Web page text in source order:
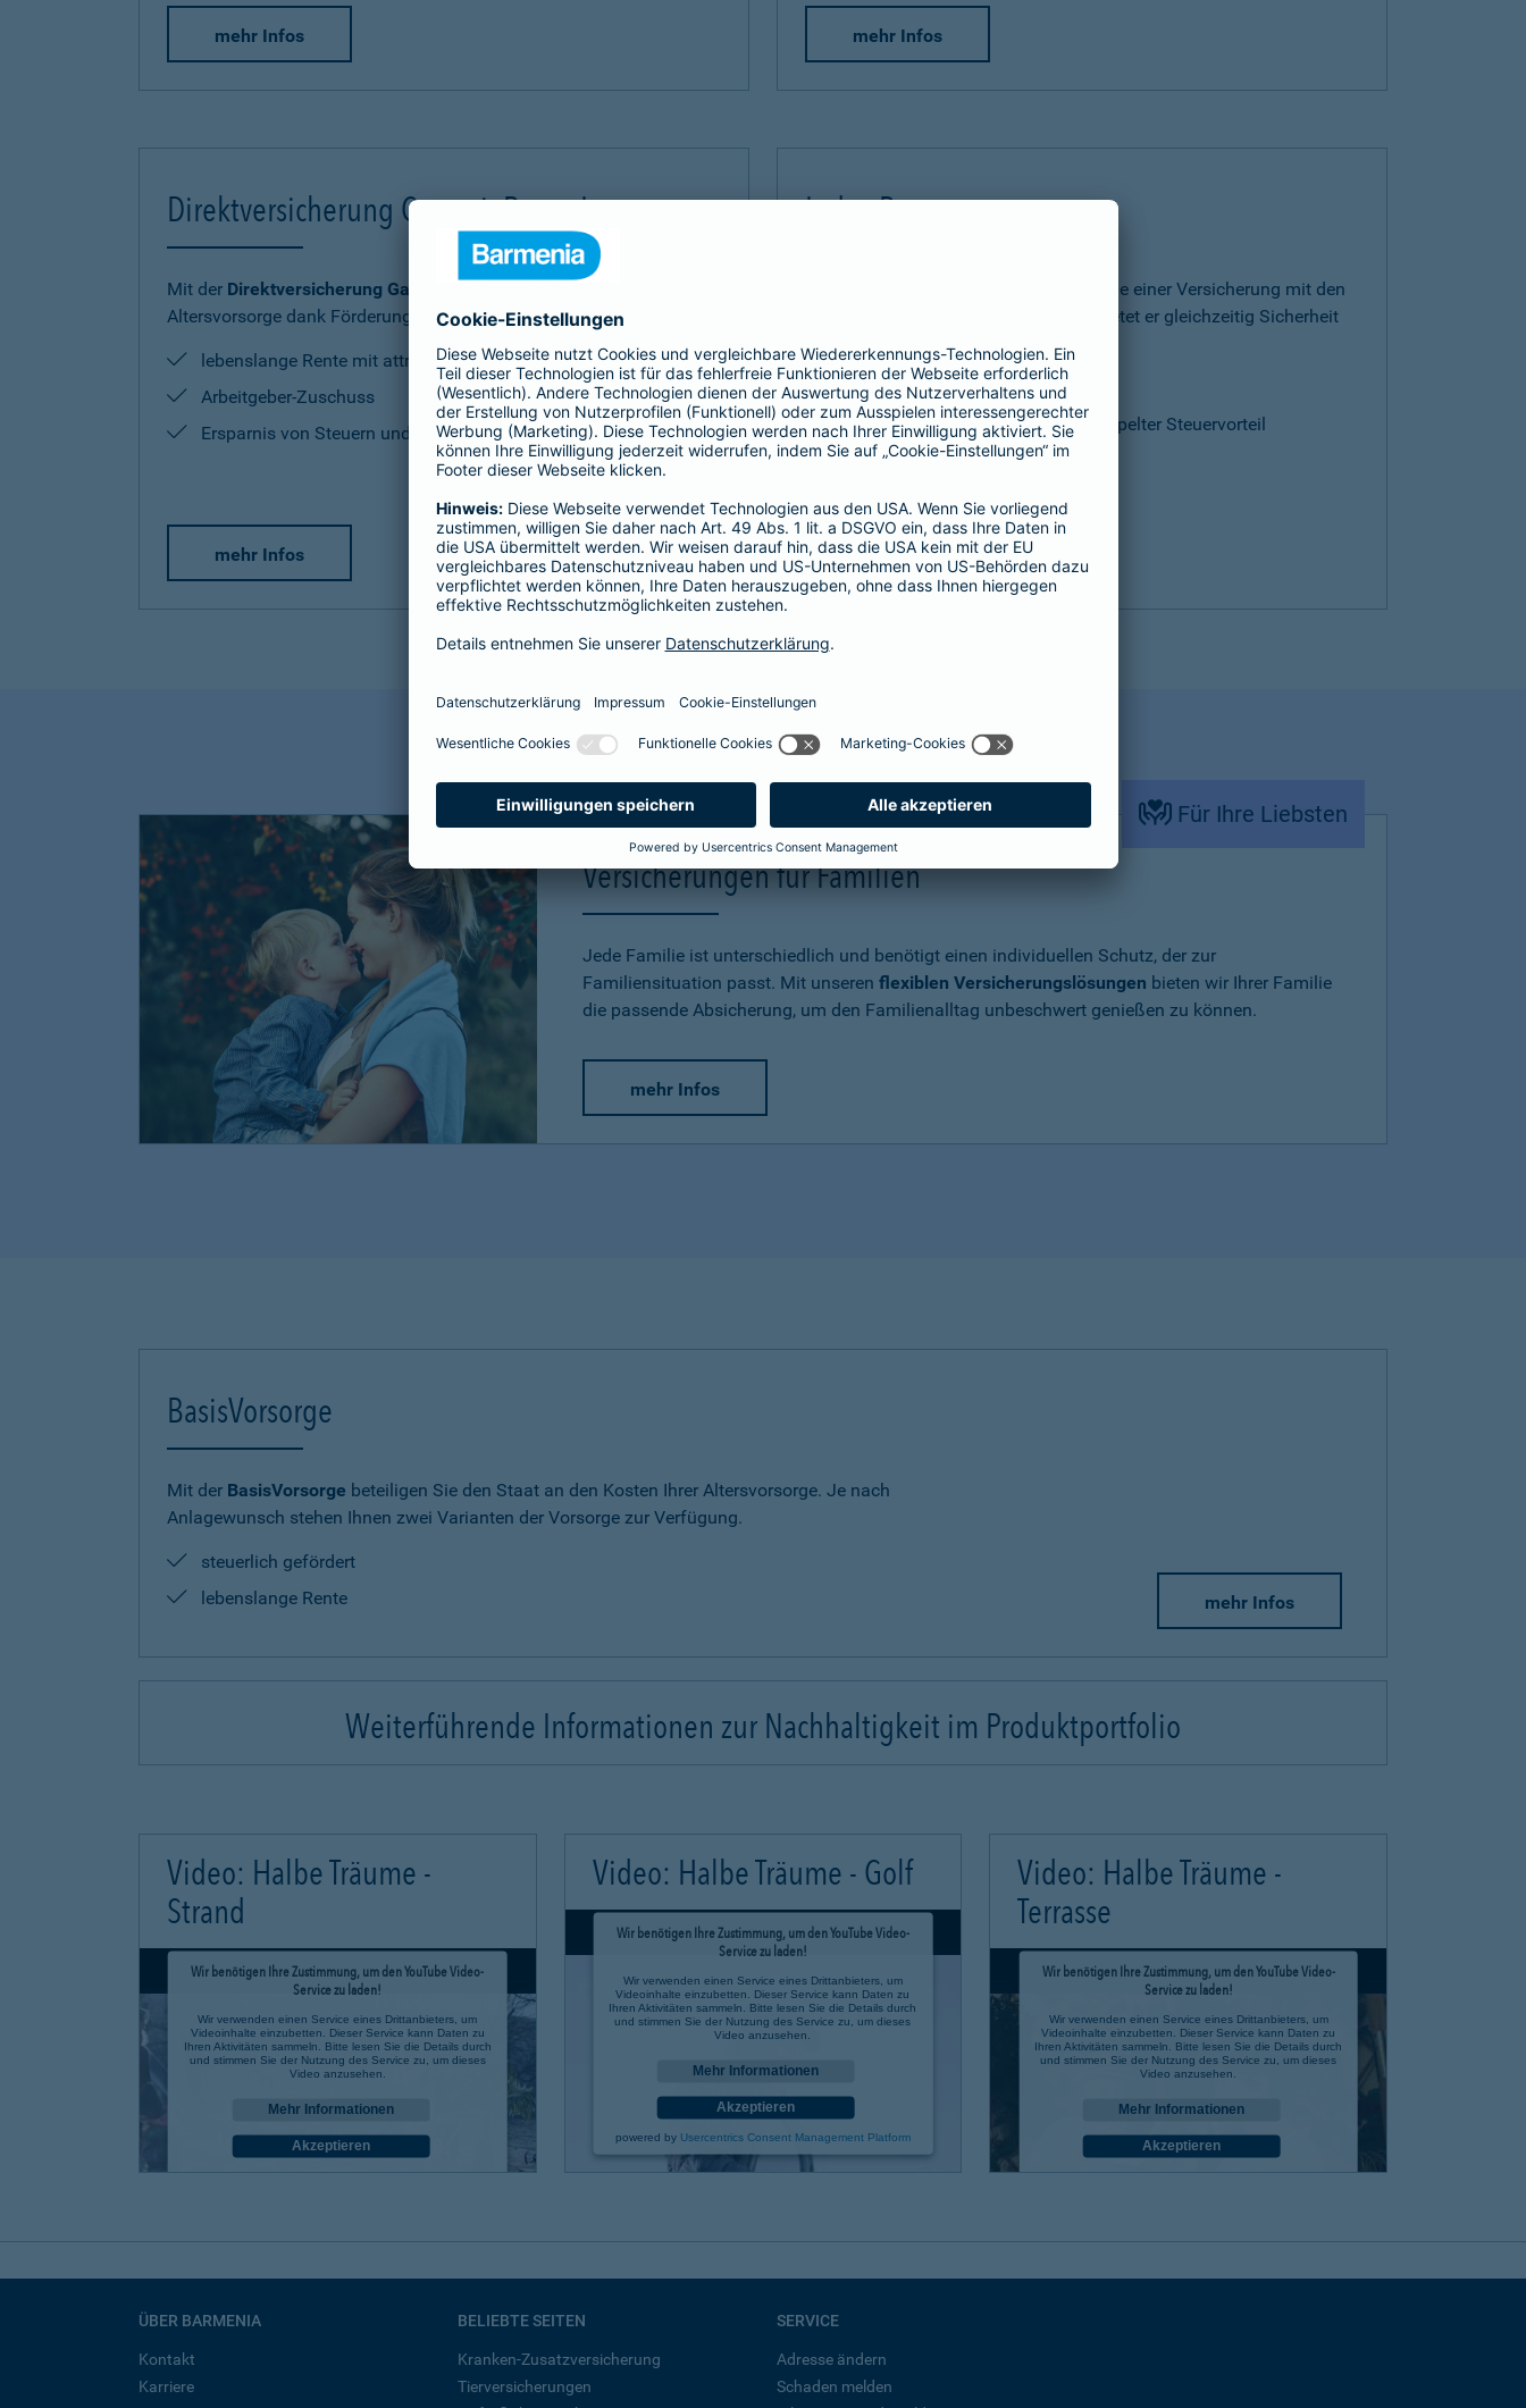
mehr Infos mehr Infos
Direktversicherung GarantieRente Invest
Mit der Direktversicherung GarantieRente Invest
Altersvorsorge dank Förderung sicher und umfangreich auf.
lebenslange Rente mit attraktiver Renditechance
Arbeitgeber-Zuschuss
Ersparnis von Steuern und Sozialabgaben
mehr Infos
Index Protect
kombiniert die Vorteile einer Versicherung mit den
Vorteilen einer Kapitalanlage. Somit bietet er gleichzeitig Sicherheit
und Renditechancen.
wählbare Beitragsgarantie
attraktive Renditechancen und doppelter Steuervorteil
mehr Infos
Für Ihre Liebsten
Versicherungen für Familien
Jede Familie ist unterschiedlich und benötigt einen individuellen Schutz, der zur
Familiensituation passt. Mit unseren flexiblen Versicherungslösungen bieten wir Ihrer Familie
die passende Absicherung, um den Familienalltag unbeschwert genießen zu können.
mehr Infos
BasisVorsorge
Mit der BasisVorsorge beteiligen Sie den Staat an den Kosten Ihrer Altersvorsorge. Je nach
Anlagewunsch stehen Ihnen zwei Varianten der Vorsorge zur Verfügung.
steuerlich gefördert
lebenslange Rente
mehr Infos
Weiterführende Informationen zur Nachhaltigkeit im Produktportfolio
Video: Halbe Träume -
Strand
Wir benötigen Ihre Zustimmung, um den YouTube Video-
Service zu laden!
Wir verwenden einen Service eines Drittanbieters, um
Videoinhalte einzubetten. Dieser Service kann Daten zu
Ihren Aktivitäten sammeln. Bitte lesen Sie die Details durch
und stimmen Sie der Nutzung des Service zu, um dieses
Video anzusehen.
Mehr Informationen
Akzeptieren
powered byUsercentrics Consent Management Platform
Video: Halbe Träume - Golf
Wir benötigen Ihre Zustimmung, um den YouTube Video-
Service zu laden!
Wir verwenden einen Service eines Drittanbieters, um
Videoinhalte einzubetten. Dieser Service kann Daten zu
Ihren Aktivitäten sammeln. Bitte lesen Sie die Details durch
und stimmen Sie der Nutzung des Service zu, um dieses
Video anzusehen.
Mehr Informationen
Akzeptieren
powered by Usercentrics Consent Management Platform
Video: Halbe Träume -
Terrasse
Wir benötigen Ihre Zustimmung, um den YouTube Video-
Service zu laden!
Wir verwenden einen Service eines Drittanbieters, um
Videoinhalte einzubetten. Dieser Service kann Daten zu
Ihren Aktivitäten sammeln. Bitte lesen Sie die Details durch
und stimmen Sie der Nutzung des Service zu, um dieses
Video anzusehen.
Mehr Informationen
Akzeptieren
powered byUsercentrics Consent Management Platform
ÜBER BARMENIA
Kontakt
Karriere
BELIEBTE SEITEN
Kranken-Zusatzversicherung
Tierversicherungen
SERVICE
Adresse ändern
Schaden melden